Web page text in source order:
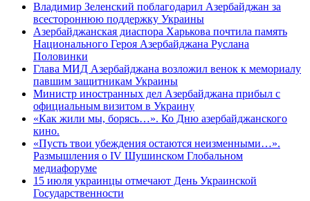
Владимир Зеленский поблагодарил Азербайджан за
всестороннюю поддержку Украины
Азербайджанская диаспора Харькова почтила память
Национального Героя Азербайджана Руслана
Половинки
Глава МИД Азербайджана возложил венок к мемориалу
павшим защитникам Украины
Министр иностранных дел Азербайджана прибыл с
официальным визитом в Украину
«Как жили мы, борясь…». Ко Дню азербайджанского
кино.
«Пусть твои убеждения остаются неизменными…».
Размышления о IV Шушинском Глобальном
медиафоруме
15 июля украинцы отмечают День Украинской
Государственности